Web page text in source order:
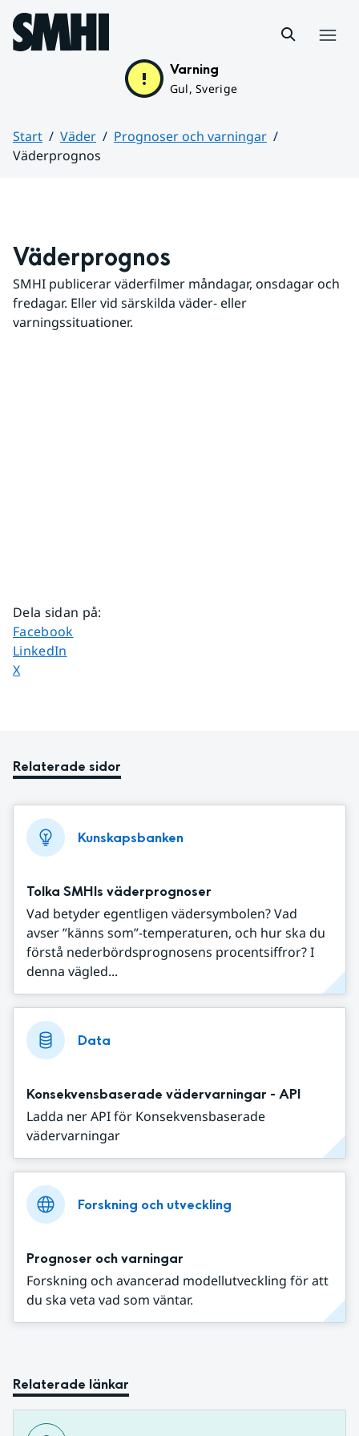
Hoppa till sidans innehåll
Varning
Gul, Sverige
Start Väder
Prognoser och varningar
Väderprognos
Väderprognos
SMHI publicerar väderfilmer måndagar, onsdagar och
fredagar. Eller vid särskilda väder- eller
varningssituationer.
Dela sidan på:
Dela sidan på
Facebook
Dela sidan på
LinkedIn
Dela sidan på
X
Relaterade sidor
Kunskapsbanken
Tolka SMHIs väderprognoser
Vad betyder egentligen vädersymbolen? Vad
avser ”känns som”-temperaturen, och hur ska du
förstå nederbördsprognosens procentsiffror? I
denna vägled...
Data
Konsekvensbaserade vädervarningar - API
Ladda ner API för Konsekvensbaserade
vädervarningar
Forskning och utveckling
Prognoser och varningar
Forskning och avancerad modellutveckling för att
du ska veta vad som väntar.
Relaterade länkar